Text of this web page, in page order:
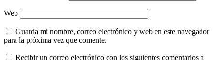
Web
Guarda mi nombre, correo electrónico y web en este navegador
para la próxima vez que comente.
Recibir un correo electrónico con los siguientes comentarios a